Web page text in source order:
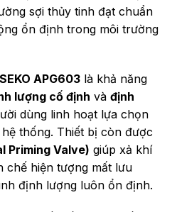
sợi thủy tinh đạt chuẩn
ổn định trong môi trường
SEKO APG603 là khả năng
lượng cố định và định
dùng linh hoạt lựa chọn
thống. Thiết bị còn được
Priming Valve) giúp xả khí
chế hiện tượng mất lưu
định lượng luôn ổn định.